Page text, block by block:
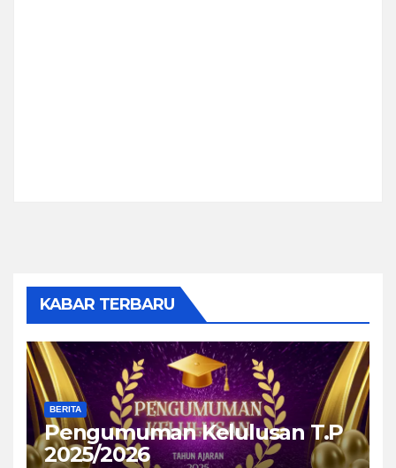
KABAR TERBARU
BERITA
Pengumuman Kelulusan T.P
2025/2026